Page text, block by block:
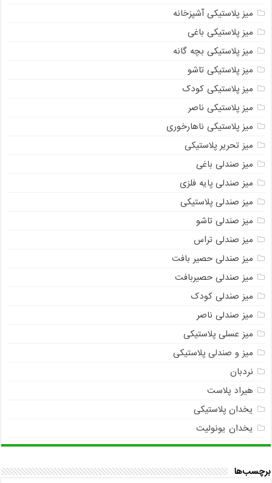
میز پلاستیکی آشپزخانه
میز پلاستیکی باغی
میز پلاستیکی بچه گانه
میز پلاستیکی تاشو
میز پلاستیکی کودک
میز پلاستیکی ناصر
میز پلاستیکی ناهارخوری
میز تحریر پلاستیکی
میز صندلی باغی
میز صندلی پایه فلزی
میز صندلی پلاستیکی
میز صندلی تاشو
میز صندلی تراس
میز صندلی حصیر بافت
میز صندلی حصیربافت
میز صندلی کودک
میز صندلی ناصر
میز عسلی پلاستیکی
میز و صندلی پلاستیکی
نردبان
هیراد پلاست
یخدان پلاستیکی
یخدان یونولیت
برچسب‌ها